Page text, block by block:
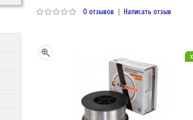
0 отзывов | Написать отзыв